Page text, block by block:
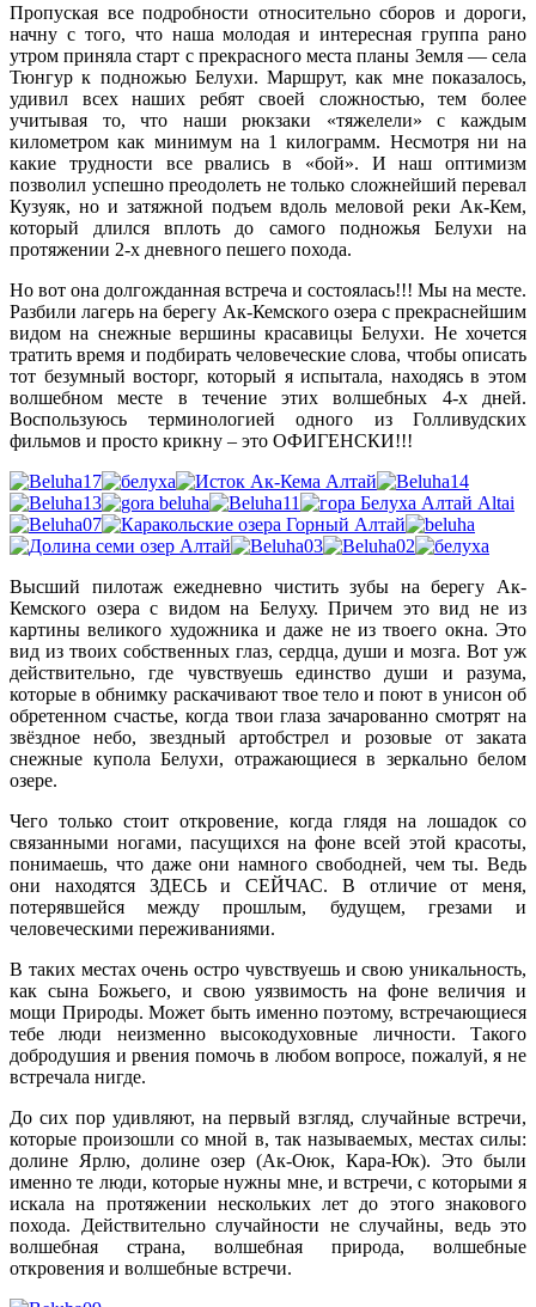
Пропуская все подробности относительно сборов и дороги,
начну с того, что наша молодая и интересная группа рано
утром приняла старт с прекрасного места планы Земля — села
Тюнгур к подножью Белухи. Маршрут, как мне показалось,
удивил всех наших ребят своей сложностью, тем более
учитывая то, что наши рюкзаки «тяжелели» с каждым
километром как минимум на 1 килограмм. Несмотря ни на
какие трудности все рвались в «бой». И наш оптимизм
позволил успешно преодолеть не только сложнейший перевал
Кузуяк, но и затяжной подъем вдоль меловой реки Ак-Кем,
который длился вплоть до самого подножья Белухи на
протяжении 2-х дневного пешего похода.
Но вот она долгожданная встреча и состоялась!!! Мы на месте.
Разбили лагерь на берегу Ак-Кемского озера с прекраснейшим
видом на снежные вершины красавицы Белухи. Не хочется
тратить время и подбирать человеческие слова, чтобы описать
тот безумный восторг, который я испытала, находясь в этом
волшебном месте в течение этих волшебных 4-х дней.
Воспользуюсь терминологией одного из Голливудских
фильмов и просто крикну – это ОФИГЕНСКИ!!!
Высший пилотаж ежедневно чистить зубы на берегу Ак-
Кемского озера с видом на Белуху. Причем это вид не из
картины великого художника и даже не из твоего окна. Это
вид из твоих собственных глаз, сердца, души и мозга. Вот уж
действительно, где чувствуешь единство души и разума,
которые в обнимку раскачивают твое тело и поют в унисон об
обретенном счастье, когда твои глаза зачарованно смотрят на
звёздное небо, звездный артобстрел и розовые от заката
снежные купола Белухи, отражающиеся в зеркально белом
озере.
Чего только стоит откровение, когда глядя на лошадок со
связанными ногами, пасущихся на фоне всей этой красоты,
понимаешь, что даже они намного свободней, чем ты. Ведь
они находятся ЗДЕСЬ и СЕЙЧАС. В отличие от меня,
потерявшейся между прошлым, будущем, грезами и
человеческими переживаниями.
В таких местах очень остро чувствуешь и свою уникальность,
как сына Божьего, и свою уязвимость на фоне величия и
мощи Природы. Может быть именно поэтому, встречающиеся
тебе люди неизменно высокодуховные личности. Такого
добродушия и рвения помочь в любом вопросе, пожалуй, я не
встречала нигде.
До сих пор удивляют, на первый взгляд, случайные встречи,
которые произошли со мной в, так называемых, местах силы:
долине Ярлю, долине озер (Ак-Оюк, Кара-Юк). Это были
именно те люди, которые нужны мне, и встречи, с которыми я
искала на протяжении нескольких лет до этого знакового
похода. Действительно случайности не случайны, ведь это
волшебная страна, волшебная природа, волшебные
откровения и волшебные встречи.